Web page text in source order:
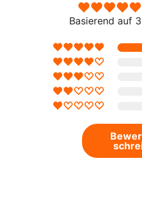
Basierend auf